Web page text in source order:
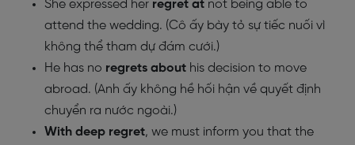
She expressed her regret at not being able to
attend the wedding. (Cô ấy bày tỏ sự tiếc nuối vì
không thể tham dự đám cưới.)
He has no regrets about his decision to move
abroad. (Anh ấy không hề hối hận về quyết định
chuyển ra nước ngoài.)
With deep regret, we must inform you that the